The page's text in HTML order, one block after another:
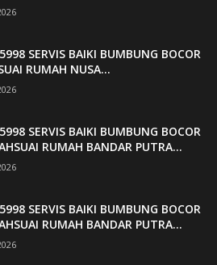
SERVIS BAIKI BUMBUNG BOCOR
RUMAH NUSA...
SERVIS BAIKI BUMBUNG BOCOR
RUMAH BANDAR PUTRA...
SERVIS BAIKI BUMBUNG BOCOR
RUMAH BANDAR PUTRA...